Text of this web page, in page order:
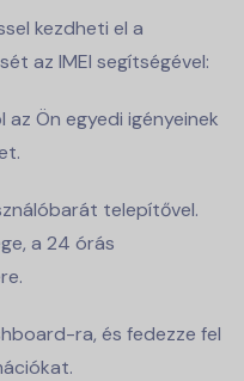
kezdheti el a
az IMEI segítségével:
Ön egyedi igényeinek
telepítővel.
a 24 órás
ra, és fedezze fel